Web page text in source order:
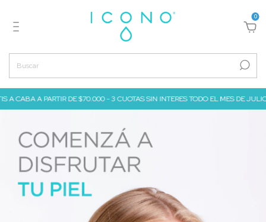
0
A PARTIR DE $70.000 - 3 CUOTAS SIN INTERES TODO EL MES DE JULIO a